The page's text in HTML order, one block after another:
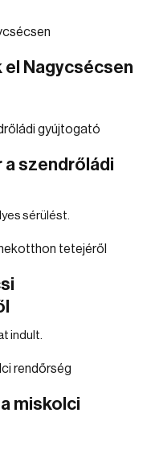
el Nagycsécsen
a szendrőládi
sérülést.
indult.
miskolci